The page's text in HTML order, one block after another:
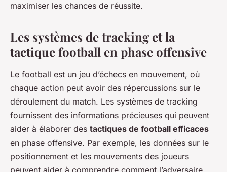
maximiser les chances de réussite.
Les systèmes de tracking et la
tactique football en phase offensive
Le football est un jeu d’échecs en mouvement, où
chaque action peut avoir des répercussions sur le
déroulement du match. Les systèmes de tracking
fournissent des informations précieuses qui peuvent
aider à élaborer des tactiques de football efficaces
en phase offensive. Par exemple, les données sur le
positionnement et les mouvements des joueurs